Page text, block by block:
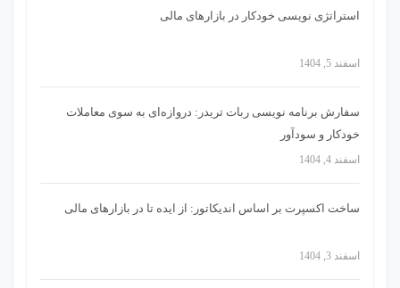
استراتژی‌ نویسی خودکار در بازارهای مالی
اسفند 5, 1404
سفارش برنامه نویسی ربات تریدر: دروازه‌ای به سوی معاملات
خودکار و سودآور
اسفند 4, 1404
ساخت اکسپرت بر اساس اندیکاتور: از ایده تا در بازارهای مالی
اسفند 3, 1404